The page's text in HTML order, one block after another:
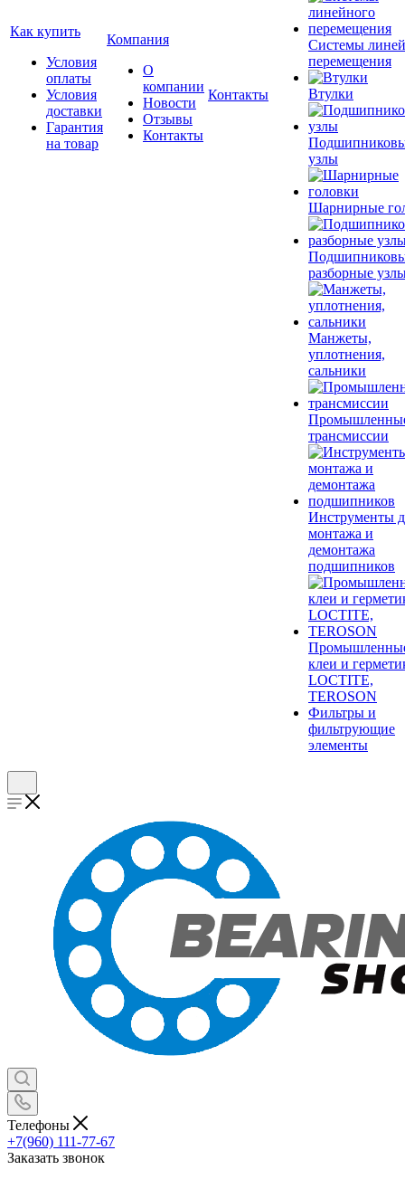
Как купить
Условия
оплаты
Условия
доставки
Гарантия
на товар
Компания
О
компании
Новости
Отзывы
Контакты
Контакты
Системы
перемещения
Втулки
узлы
Шарнирные
разборные
Манжеты,
уплотнения,
сальники
трансмиссии
Инструменты
монтажа и
демонтажа
подшипников
клеи и
LOCTITE,
TEROSON
Фильтры и
фильтрующие
элементы
Телефоны
+7(960) 111-77-67
Заказать звонок